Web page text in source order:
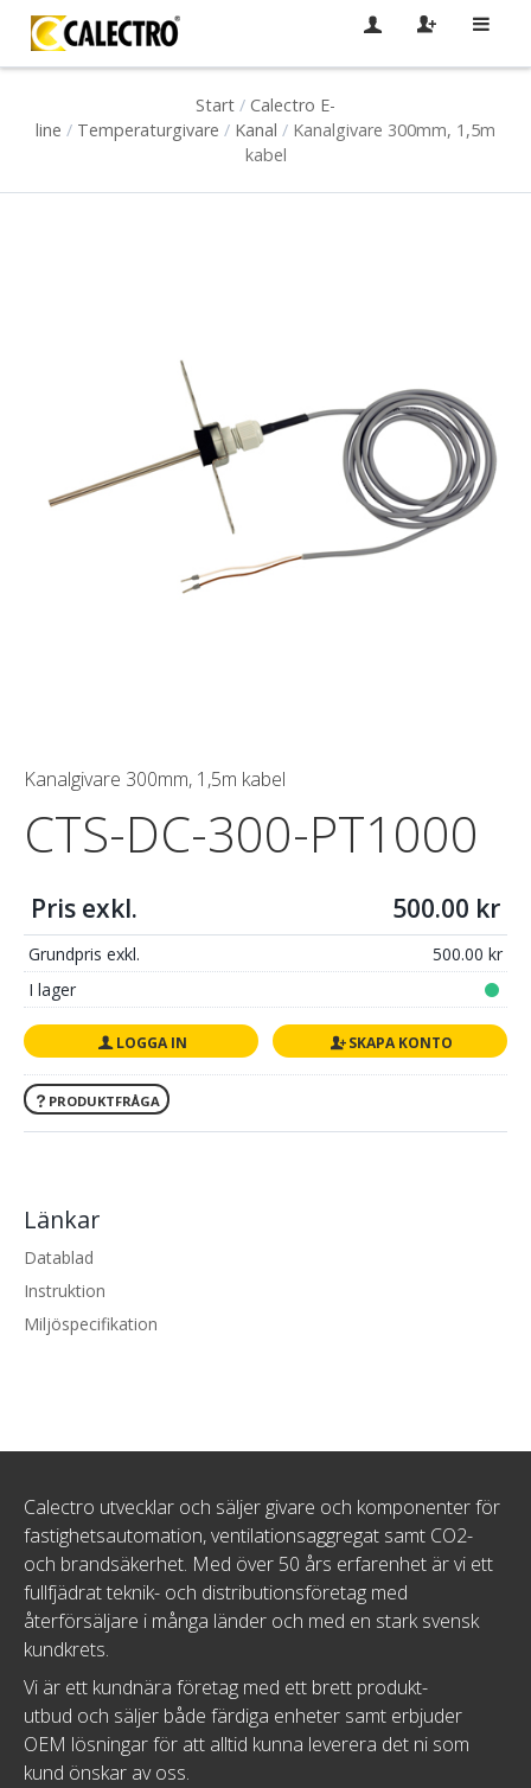
Start / Calectro E-
line / Temperaturgivare / Kanal / Kanalgivare 300mm, 1,5m
kabel
Kanalgivare 300mm, 1,5m kabel
CTS-DC-300-PT1000
Pris exkl. 500.00
Grundpris exkl.
500.00
I lager
PRODUKTFRÅGA
LOGGA IN SKAPA KONTO
Länkar
Datablad
Instruktion
Miljöspecifikation
Calectro utvecklar och säljer givare och komponenter för
fastighetsautomation, ventilationsaggregat samt CO2-
och brandsäkerhet. Med över 50 års erfarenhet är vi ett
fullfjädrat teknik- och distributionsföretag med
återförsäljare i många länder och med en stark svensk
kundkrets.
Vi är ett kundnära företag med ett brett produkt-
utbud och säljer både färdiga enheter samt erbjuder
OEM lösningar för att alltid kunna leverera det ni som
kund önskar av oss.